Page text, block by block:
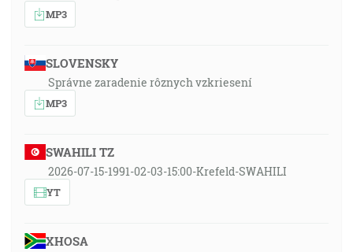
MP3
SLOVENSKY
Správne zaradenie rôznych vzkriesení
MP3
SWAHILI TZ
2026-07-15-1991-02-03-15:00-Krefeld-SWAHILI
YT
XHOSA